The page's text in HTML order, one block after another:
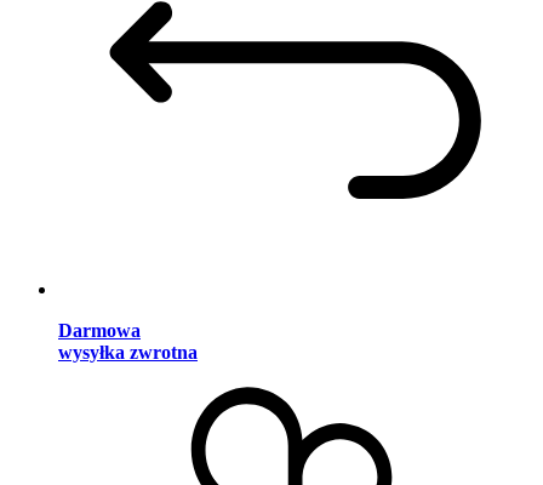
Darmowa
wysyłka zwrotna